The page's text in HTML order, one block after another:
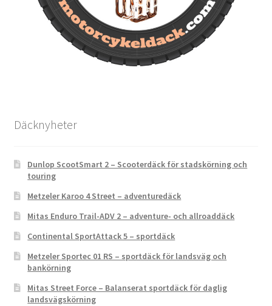
Däcknyheter
Dunlop ScootSmart 2 – Scooterdäck för stadskörning och
touring
Metzeler Karoo 4 Street – adventuredäck
Mitas Enduro Trail-ADV 2 – adventure- och allroaddäck
Continental SportAttack 5 – sportdäck
Metzeler Sportec 01 RS – sportdäck för landsväg och
bankörning
Mitas Street Force – Balanserat sportdäck för daglig
landsvägskörning